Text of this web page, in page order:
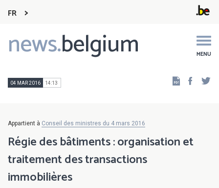
FR
news.belgium MENU
Main
navigation
04 MAR 2016 14:13
Appartient à Conseil des ministres du 4 mars 2016
Régie des bâtiments : organisation et
traitement des transactions
immobilières